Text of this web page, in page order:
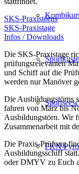
FKN
SKS-Praxistörns
SKS-Praxistage
Infos / Downloads
Die SKS-Praxistage
prüfungsrelevanten
und Schiff auf die
werden nur Manöver
Die Ausbildungstörns
fahren von März bis
Ausbildungstörn. Wir
Zusammenarbeit mit
Die Praxis-Prüfung
Ausbildungsschiff
oder DMYV zu Euch